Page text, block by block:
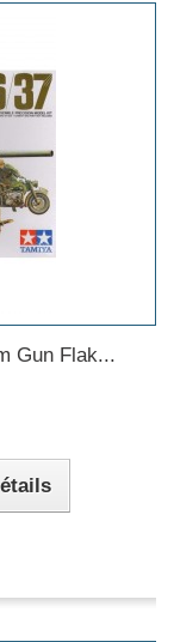
Gun Flak...